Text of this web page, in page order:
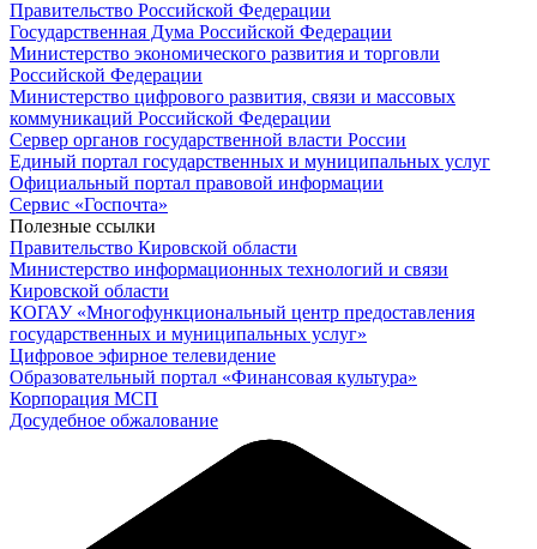
Правительство Российской Федерации
Государственная Дума Российской Федерации
Министерство экономического развития и торговли
Российской Федерации
Министерство цифрового развития, связи и массовых
коммуникаций Российской Федерации
Сервер органов государственной власти России
Единый портал государственных и муниципальных услуг
Официальный портал правовой информации
Cервис «Госпочта»
Полезные ссылки
Правительство Кировской области
Министерство информационных технологий и связи
Кировской области
КОГАУ «Многофункциональный центр предоставления
государственных и муниципальных услуг»
Цифровое эфирное телевидение
Образовательный портал «Финансовая культура»
Корпорация МСП
Досудебное обжалование